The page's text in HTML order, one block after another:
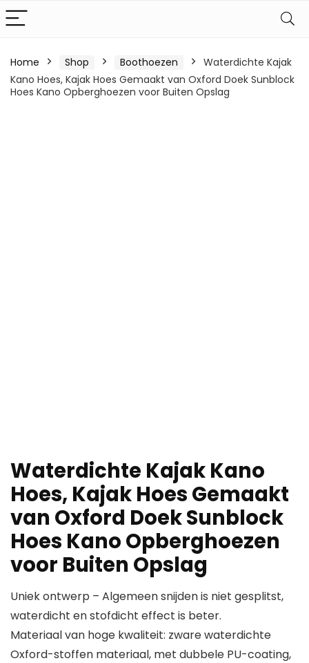
Home Shop Boothoezen
Waterdichte Kajak
Kano Hoes, Kajak Hoes Gemaakt van Oxford Doek Sunblock
Hoes Kano Opberghoezen voor Buiten Opslag
Waterdichte Kajak Kano
Hoes, Kajak Hoes Gemaakt
van Oxford Doek Sunblock
Hoes Kano Opberghoezen
voor Buiten Opslag
Uniek ontwerp – Algemeen snijden is niet gesplitst,
waterdicht en stofdicht effect is beter.
Materiaal van hoge kwaliteit: zware waterdichte
Oxford-stoffen materiaal, met dubbele PU-coating,